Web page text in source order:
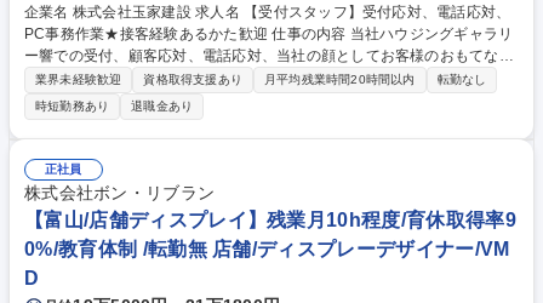
企業名 株式会社玉家建設 求人名 【受付スタッフ】受付応対、電話応対、
PC事務作業★接客経験あるかた歓迎 仕事の内容 当社ハウジングギャラリ
ー響での受付、顧客応対、電話応対、当社の顔としてお客様のおもてなし
をお願いいたします。接客経験やお客様対応のご経験がある方、歓迎致し
ますのでぜひご応募ください。 ■受付での顧客応対 ■電話応対■ギャラリー
全般のディスプレイ、家具、お花、絵などを季節に合わせてディスプレイ
■PCでのExcel、Word等の事務作業 募集職種 【受付スタッフ】受付応
対、電話応対、PC事務作業★接客経験あるかた歓迎
業界未経験歓迎 資格取得支援あり 月平均残業時間20時間以内
転勤なし
時短勤務あり
退職金あり
正社員
株式会社ボン・リブラン
【富山/店舗ディスプレイ】残業月10h程度/育休取得率9
0%/教育体制 /転勤無 店舗/ディスプレーデザイナー/VM
D